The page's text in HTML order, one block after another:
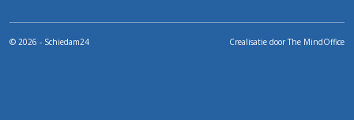
© 2026 - Schiedam24 Crealisatie doorThe MindOffice